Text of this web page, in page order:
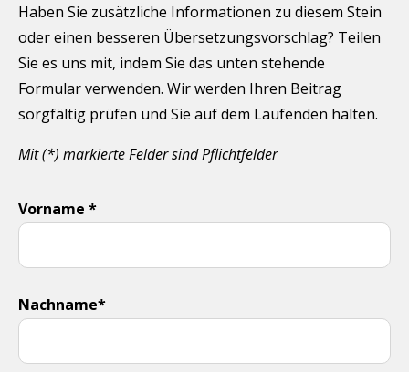
Haben Sie zusätzliche Informationen zu diesem Stein
oder einen besseren Übersetzungsvorschlag? Teilen
Sie es uns mit, indem Sie das unten stehende
Formular verwenden. Wir werden Ihren Beitrag
sorgfältig prüfen und Sie auf dem Laufenden halten.
Mit (*) markierte Felder sind Pflichtfelder
Vorname *
Nachname*